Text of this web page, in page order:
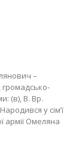
–
громадсько-
(в), В. Вр.
у сім’ї
армії Омеляна